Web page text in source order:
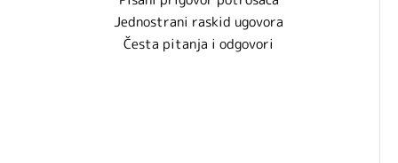
Jednostrani raskid ugovora
Česta pitanja i odgovori